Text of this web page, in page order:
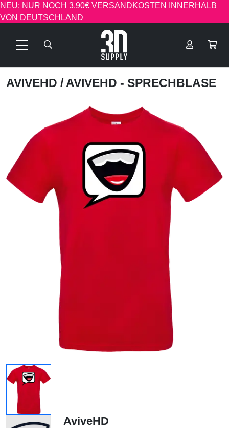
NEU: NUR NOCH 3.90€ VERSANDKOSTEN INNERHALB
VON DEUTSCHLAND
AVIVEHD / AVIVEHD - SPRECHBLASE
AviveHD